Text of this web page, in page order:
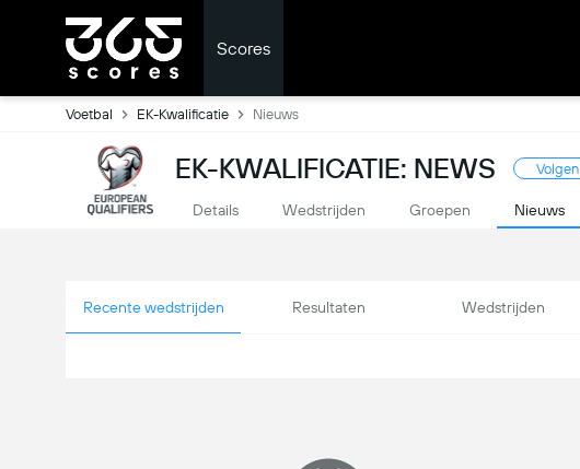
Scores
Voetbal EK-Kwalificatie Nieuws
EK-KWALIFICATIE: NEWS Volgen
Details Wedstrijden Groepen Nieuws
Recente wedstrijden Resultaten Wedstrijden